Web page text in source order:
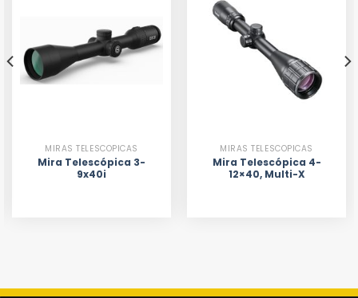
MIRAS TELESCOPICAS
Mira Telescópica 3-
9x40i
MIRAS TELESCOPICAS
Mira Telescópica 4-
12×40, Multi-X